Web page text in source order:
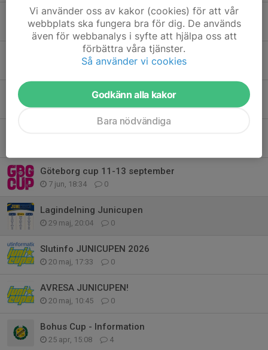
Betalning för anmälan till Göteborg cup
1 jul, 22:22 0
Samling och information Partille Cup - tisdag 30/6
29 jun, 13:05 0
Påminnelse anmälan till Göteborg cup
27 jun, 16:11 0
Göteborg cup 11-13 september
7 jun, 18:34 0
Lagindelning Junicupen
29 maj, 20:04 0
Slutinfo JUNICUPEN 2026
20 maj, 17:33 0
AVRESA JUNICUPEN!
20 maj, 10:45 0
Bohus Cup - Information
25 apr, 15:08 4
Vi använder oss av kakor (cookies) för att vår
webbplats ska fungera bra för dig. De används
även för webbanalys i syfte att hjälpa oss att
förbättra våra tjänster.
Så använder vi cookies
Godkänn alla kakor
Bara nödvändiga